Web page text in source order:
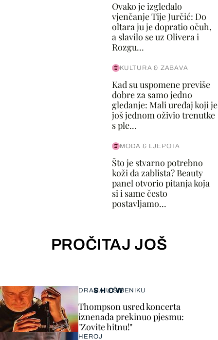
Ovako je izgledalo
vjenčanje Tije Jurčić: Do
oltara ju je dopratio očuh,
a slavilo se uz Olivera i
Rozgu...
KULTURA & ZABAVA
Kad su uspomene previše
dobre za samo jedno
gledanje: Mali uređaj koji je
još jednom oživio trenutke
s ple...
MODA & LJEPOTA
Što je stvarno potrebno
koži da zablista? Beauty
panel otvorio pitanja koja
si i same često
postavljamo...
PROČITAJ JOŠ
SHOW
DRAMA U ŠIBENIKU
Thompson usred koncerta
iznenada prekinuo pjesmu:
"Zovite hitnu!"
HEROJ